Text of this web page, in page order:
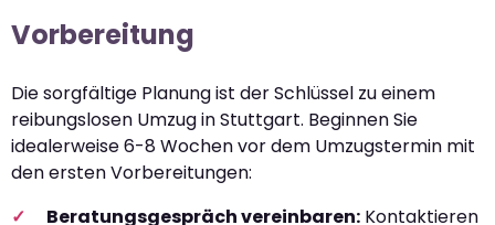
Vorbereitung
Die sorgfältige Planung ist der Schlüssel zu einem
reibungslosen Umzug in Stuttgart. Beginnen Sie
idealerweise 6-8 Wochen vor dem Umzugstermin mit
den ersten Vorbereitungen:
Beratungsgespräch vereinbaren: Kontaktieren